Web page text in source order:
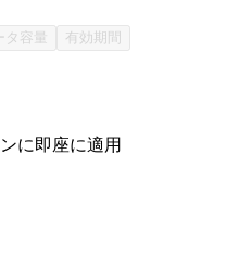
タ容量 有効期間
に即座に適用